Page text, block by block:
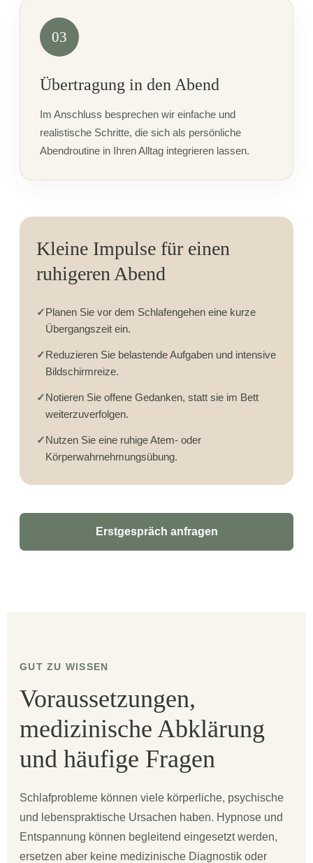
03
Übertragung in den Abend
Im Anschluss besprechen wir einfache und
realistische Schritte, die sich als persönliche
Abendroutine in Ihren Alltag integrieren lassen.
Kleine Impulse für einen
ruhigeren Abend
✓Planen Sie vor dem Schlafengehen eine kurze
Übergangszeit ein.
✓Reduzieren Sie belastende Aufgaben und intensive
Bildschirmreize.
✓Notieren Sie offene Gedanken, statt sie im Bett
weiterzuverfolgen.
✓Nutzen Sie eine ruhige Atem- oder
Körperwahrnehmungsübung.
Erstgespräch anfragen
GUT ZU WISSEN
Voraussetzungen,
medizinische Abklärung
und häufige Fragen
Schlafprobleme können viele körperliche, psychische
und lebenspraktische Ursachen haben. Hypnose und
Entspannung können begleitend eingesetzt werden,
ersetzen aber keine medizinische Diagnostik oder